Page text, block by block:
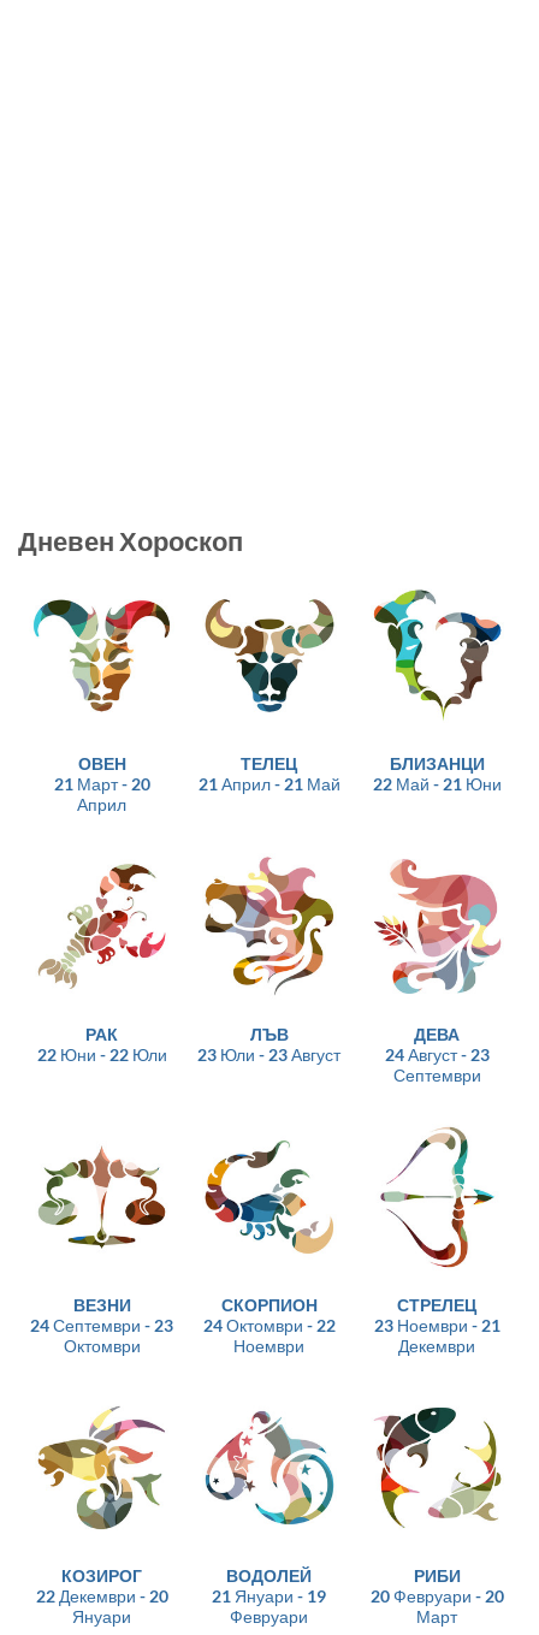
Дневен Хороскоп
ОВЕН
21 Март - 20
Април
ТЕЛЕЦ
21 Април - 21 Май
БЛИЗАНЦИ
22 Май - 21 Юни
РАК
22 Юни - 22 Юли
ЛЪВ
23 Юли - 23 Август
ДЕВА
24 Август - 23
Септември
ВЕЗНИ
24 Септември - 23
Октомври
СКОРПИОН
24 Октомври - 22
Ноември
СТРЕЛЕЦ
23 Ноември - 21
Декември
КОЗИРОГ
22 Декември - 20
Януари
ВОДОЛЕЙ
21 Януари - 19
Февруари
РИБИ
20 Февруари - 20
Март